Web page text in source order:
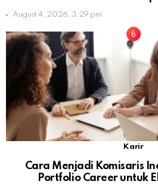
August 4, 2026, 3:29 pm
Karir
Cara Menjadi Komisaris
Portfolio Career untuk